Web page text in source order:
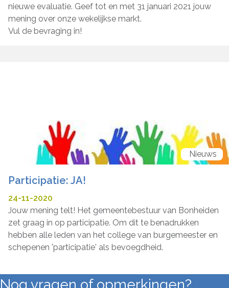
nieuwe evaluatie. Geef tot en met 31 januari 2021 jouw
mening over onze wekelijkse markt.
Vul de bevraging in!
Nieuws
Participatie: JA!
24-11-2020
Jouw mening telt! Het gemeentebestuur van Bonheiden
zet graag in op participatie. Om dit te benadrukken
hebben alle leden van het college van burgemeester en
schepenen 'participatie' als bevoegdheid.